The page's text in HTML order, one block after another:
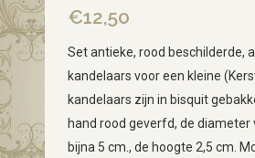
€12,50
Set antieke, rood beschilderde,
kandelaars voor een kleine
kandelaars zijn in bisquit
hand rood geverfd, de diameter
bijna 5 cm., de hoogte 2,5 cm.